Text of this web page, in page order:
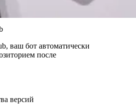
ваш бот автоматически
после
версий